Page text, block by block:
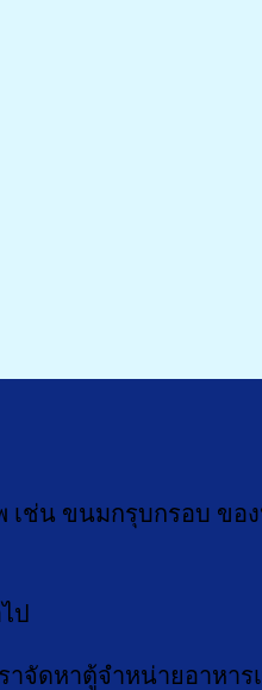
เช่น ขนมกรุบกรอบ ขอ
ป
จัดหาตู้จำหน่ายอาหาร